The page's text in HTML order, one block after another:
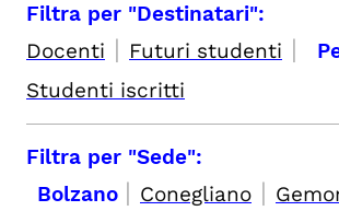
Filtra per "Destinatari":
Docenti | Futuri studenti |
Studenti iscritti
Filtra per "Sede":
Bolzano | Conegliano |